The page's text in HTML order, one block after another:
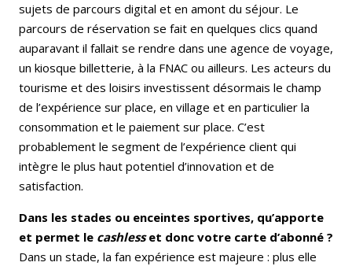
sujets de parcours digital et en amont du séjour. Le
parcours de réservation se fait en quelques clics quand
auparavant il fallait se rendre dans une agence de voyage,
un kiosque billetterie, à la FNAC ou ailleurs. Les acteurs du
tourisme et des loisirs investissent désormais le champ
de l’expérience sur place, en village et en particulier la
consommation et le paiement sur place. C’est
probablement le segment de l’expérience client qui
intègre le plus haut potentiel d’innovation et de
satisfaction.
Dans les stades ou enceintes sportives, qu’apporte
et permet le cashlesset donc votre carte d’abonné ?
Dans un stade, la fan expérience est majeure : plus elle